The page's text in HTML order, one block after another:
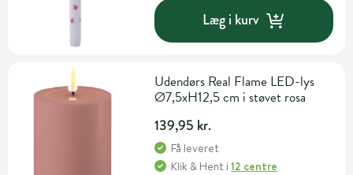
Læg i kurv
Udendørs Real Flame LED-lys
Ø7,5xH12,5 cm i støvet rosa
139,95 kr.
Få leveret
Klik & Hent i12 centre